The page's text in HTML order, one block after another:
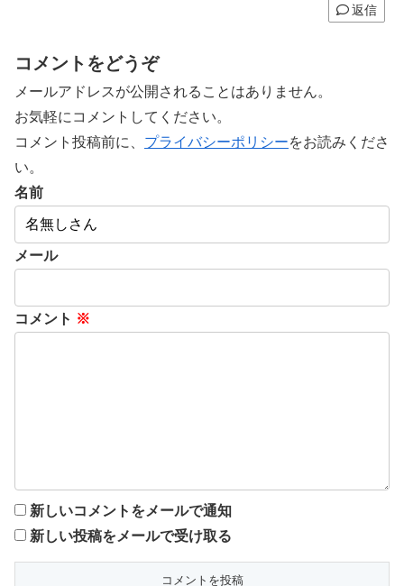
返信
コメントをどうぞ
メールアドレスが公開されることはありません。
お気軽にコメントしてください。
コメント投稿前に、 プライバシーポリシーをお読みくださ
い。
名前
メール
コメント ※
新しいコメントをメールで通知
新しい投稿をメールで受け取る